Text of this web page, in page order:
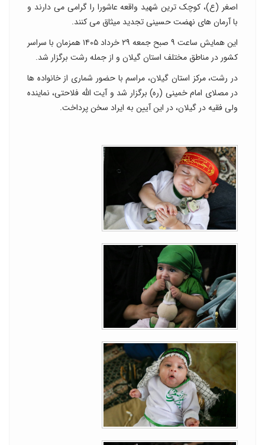
اصغر (ع)، کوچک ترین شهید واقعه عاشورا را گرامی می دارند و
با آرمان های نهضت حسینی تجدید میثاق می کنند.
این همایش ساعت ۹ صبح جمعه ۲۹ خرداد ۱۴۰۵ همزمان با سراسر
کشور در مناطق مختلف استان گیلان و از جمله رشت برگزار شد.
در رشت، مرکز استان گیلان، مراسم با حضور شماری از خانواده ها
در مصلای امام خمینی (ره) برگزار شد و آیت الله فلاحتی، نماینده
ولی فقیه در گیلان، در این آیین به ایراد سخن پرداخت.